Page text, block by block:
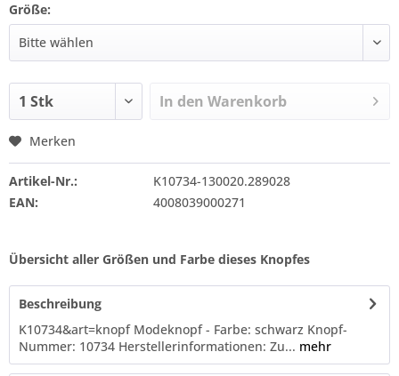
Größe:
In den Warenkorb
Merken
Artikel-Nr.:
K10734-130020.289028
EAN:
4008039000271
Übersicht aller Größen und Farbe dieses Knopfes
Beschreibung
K10734&art=knopf Modeknopf - Farbe: schwarz Knopf-
Nummer: 10734 Herstellerinformationen: Zu... mehr